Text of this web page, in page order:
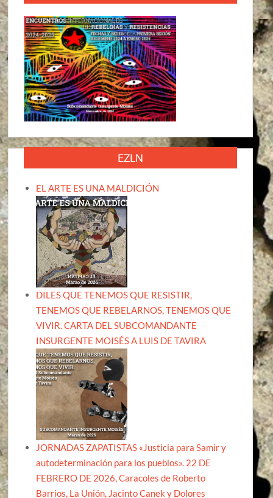
EZLN
EL ARTE ES UNA MALDICIÓN
DILES QUE TENEMOS QUE RESISTIR,
TENEMOS QUE REBELARNOS, TENEMOS QUE
VIVIR. CARTA DEL SUBCOMANDANTE
INSURGENTE MOISÉS A LUIS DE TAVIRA
JORNADAS ZAPATISTAS «Justicia para Samir y
autodeterminación para los pueblos». 22 DE
FEBRERO DE 2026, Caracoles de Roberto
Barrios, La Unión, Jacinto Canek y Dolores